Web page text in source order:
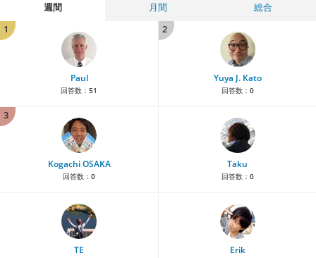
週間 月間
総合
1
Paul
回答数： 51
2
Yuya J. Kato
回答数： 0
3
Kogachi OSAKA
回答数： 0
Taku
回答数： 0
TE Erik